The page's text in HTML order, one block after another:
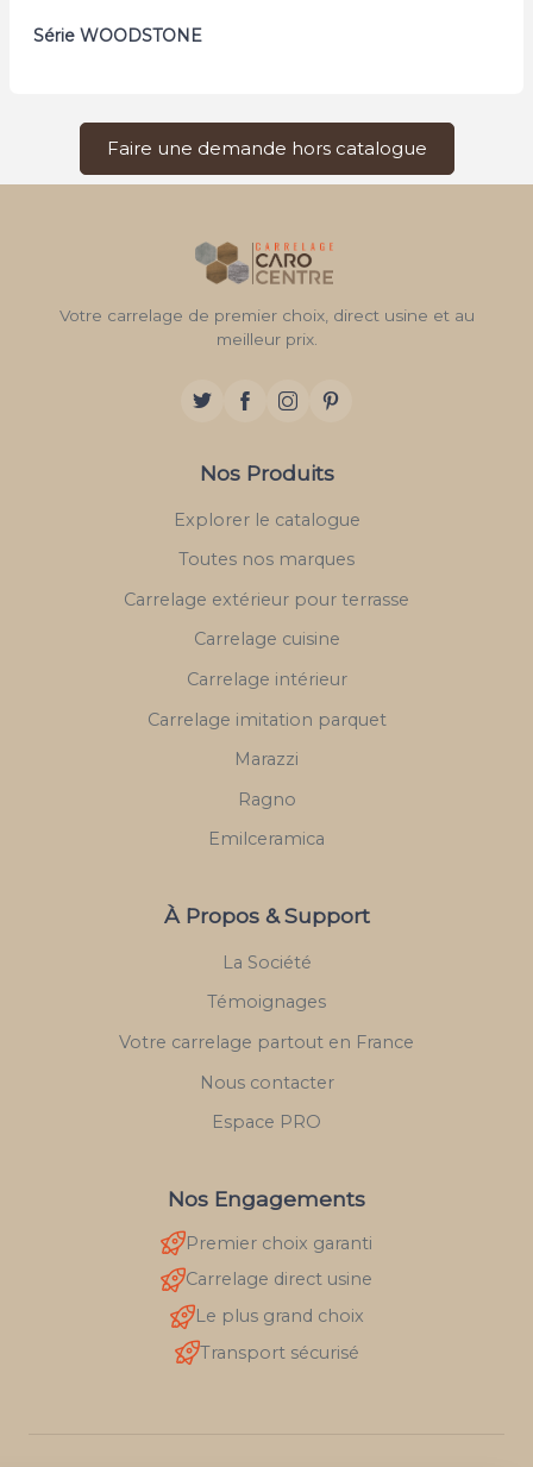
Série WOODSTONE
Faire une demande hors catalogue
Votre carrelage de premier choix, direct usine et au
meilleur prix.
Nos Produits
Explorer le catalogue
Toutes nos marques
Carrelage extérieur pour terrasse
Carrelage cuisine
Carrelage intérieur
Carrelage imitation parquet
Marazzi
Ragno
Emilceramica
À Propos & Support
La Société
Témoignages
Votre carrelage partout en France
Nous contacter
Espace PRO
Nos Engagements
Premier choix garanti
Carrelage direct usine
Le plus grand choix
Transport sécurisé